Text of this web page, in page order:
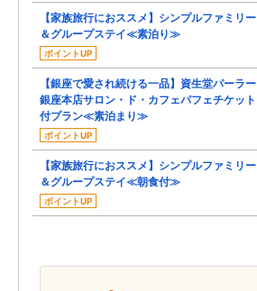
【家族旅行におススメ】シンプルファミリー
＆グループステイ≪素泊り≫
ポイントUP
【銀座で愛され続ける一品】資生堂パーラー
銀座本店サロン・ド・カフェパフェチケット
付プラン≪素泊まり≫
ポイントUP
【家族旅行におススメ】シンプルファミリー
＆グループステイ≪朝食付≫
ポイントUP